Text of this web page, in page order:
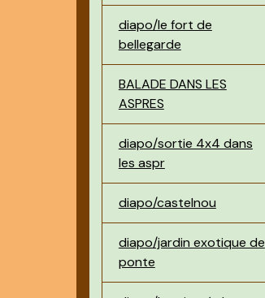
diapo/le fort de
bellegarde
BALADE DANS LES
ASPRES
diapo/sortie 4x4 dans
les aspr
diapo/castelnou
diapo/jardin exotique de
ponte